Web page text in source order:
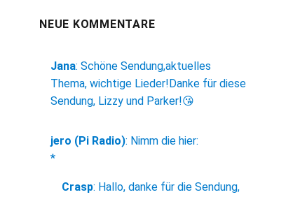
NEUE KOMMENTARE
Jana: Schöne Sendung,aktuelles
Thema, wichtige Lieder!Danke für diese
Sendung, Lizzy und Parker!😘
jero (Pi Radio): Nimm die hier:
*
Crasp: Hallo, danke für die Sendung,